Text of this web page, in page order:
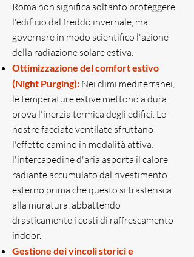
Roma non significa soltanto proteggere
l'edificio dal freddo invernale, ma
governare in modo scientifico l'azione
della radiazione solare estiva.
Ottimizzazione del comfort estivo
(Night Purging): Nei climi mediterranei,
le temperature estive mettono a dura
prova l'inerzia termica degli edifici. Le
nostre facciate ventilate sfruttano
l'effetto camino in modalità attiva:
l'intercapedine d'aria asporta il calore
radiante accumulato dal rivestimento
esterno prima che questo si trasferisca
alla muratura, abbattendo
drasticamente i costi di raffrescamento
indoor.
Gestione dei vincoli storici e